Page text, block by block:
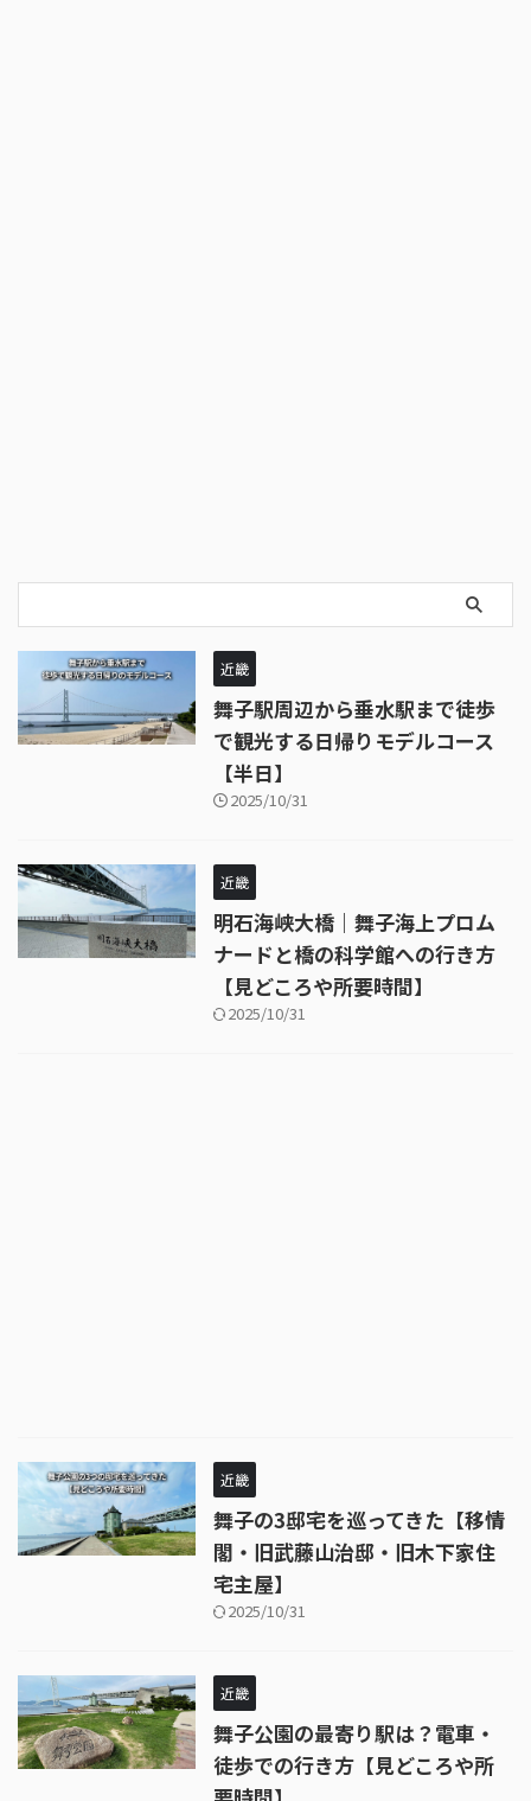
近畿
舞子駅周辺から垂水駅まで徒歩
で観光する日帰りモデルコース
【半日】
2025/10/31
近畿
明石海峡大橋｜舞子海上プロム
ナードと橋の科学館への行き方
【見どころや所要時間】
2025/10/31
近畿
舞子の3邸宅を巡ってきた【移情
閣・旧武藤山治邸・旧木下家住
宅主屋】
2025/10/31
近畿
舞子公園の最寄り駅は？電車・
徒歩での行き方【見どころや所